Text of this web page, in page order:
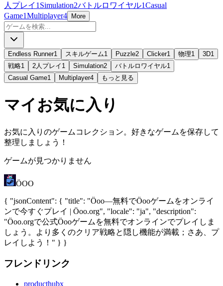
人プレイ 1 Simulation2バトルロワイヤル1Casual
Game1Multiplayer4 More
Endless Runner1 スキルゲーム1 Puzzle2 Clicker1 物理1 3D1
戦略1 2人プレイ 1 Simulation2 バトルロワイヤル1
Casual Game1 Multiplayer4 もっと見る
マイお気に入り
お気に入りのゲームコレクション。好きなゲームを保存して
整理しましょう！
ゲームが見つかりません
ÖOO
{ "jsonContent": { "title": "Öoo—無料でÖooゲームをオンライ
ンで今すぐプレイ | Öoo.org", "locale": "ja", "description":
"Öoo.orgで公式Öooゲームを無料でオンラインでプレイしま
しょう。より多くのクリア戦略と隠し機能が満載；さあ、プ
レイしよう！" } }
フレンドリンク
producthubx